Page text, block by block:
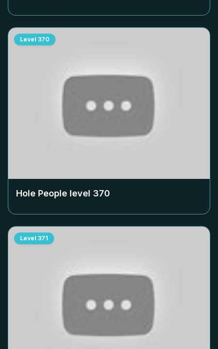
Level 370
Hole People level 370
Level 371